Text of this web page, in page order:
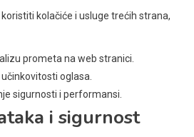
kolačiće i usluge trećih strana,
prometa na web stranici.
oglasa.
sigurnosti i performansi.
i sigurnost